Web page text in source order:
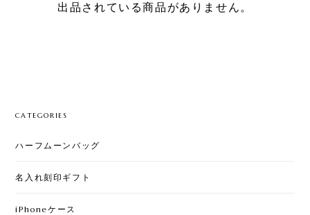
出品されている商品がありません。
CATEGORIES
ハーフムーンバッグ
名入れ刻印ギフト
iPhoneケース